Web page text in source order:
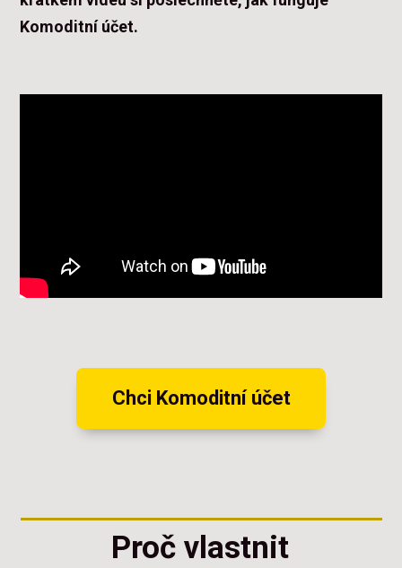
Komoditní účet.
Chci Komoditní účet
Proč vlastnit